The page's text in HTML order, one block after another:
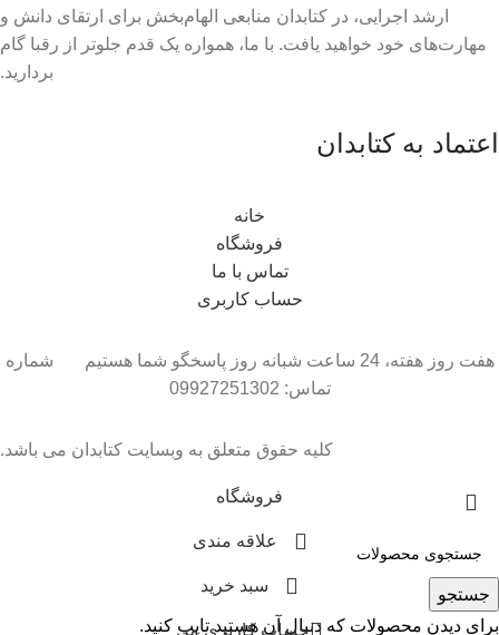
ارشد اجرایی، در کتابدان منابعی الهام‌بخش برای ارتقای دانش و
مهارت‌های خود خواهید یافت. با ما، همواره یک قدم جلوتر از رقبا گام
بردارید.
اعتماد به کتابدان
خانه
فروشگاه
تماس با ما
حساب کاربری
هفت روز هفته، 24 ساعت شبانه روز پاسخگو شما هستیم شماره
تماس: 09927251302
کلیه حقوق متعلق به وبسایت کتابدان می باشد.
جستجو
برای دیدن محصولات که دنبال آن هستید تایپ کنید.
فروشگاه
علاقه مندی
سبد خرید
حساب کاربری من